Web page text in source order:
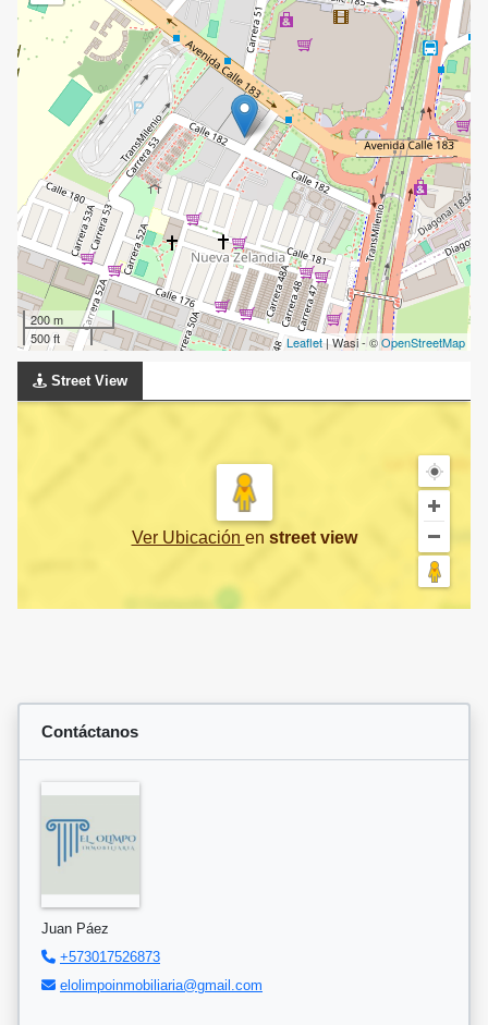
200 m
500 ft
Leaflet| Wasi - ©OpenStreetMap
Street View
Ver Ubicación en street view
Contáctanos
Juan Páez
+573017526873
elolimpoinmobiliaria@gmail.com